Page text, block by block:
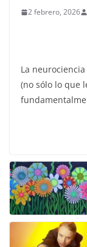
2 febrero, 2026
La
(no sólo lo que